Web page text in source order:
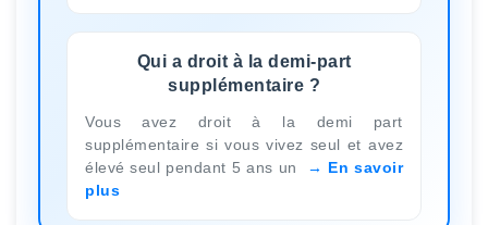
Qui a droit à la demi-part
supplémentaire ?
Vous avez droit à la demi part
supplémentaire si vous vivez seul et avez
élevé seul pendant 5 ans un
En savoir
plus